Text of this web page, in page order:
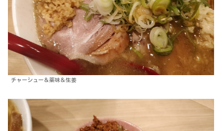
チャーシュー＆薬味＆生姜